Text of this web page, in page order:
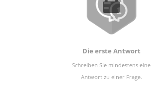
Die erste Antwort
Schreiben Sie mindestens eine
Antwort zu einer Frage.